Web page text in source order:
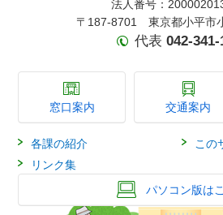
法人番号：
〒187-8701 東京都小平市
代表 042-341-
窓口案内 交通案内
各課の紹介
この
リンク集
パソコン版は